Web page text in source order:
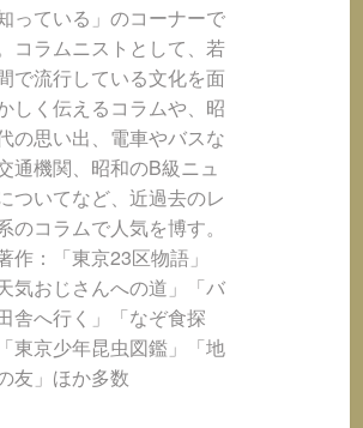
っている」のコーナーで
コラムニストとして、若
で流行している文化を面
しく伝えるコラムや、昭
の思い出、電車やバスな
通機関、昭和のB級ニュ
ついてなど、近過去のレ
のコラムで人気を博す。
作：「東京23区物語」
気おじさんへの道」「バ
舎へ行く」「なぞ食探
東京少年昆虫図鑑」「地
友」ほか多数